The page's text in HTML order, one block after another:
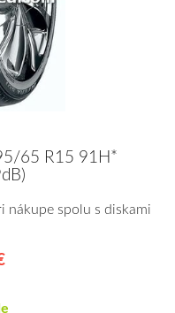
65 R15 91H*
nákupe spolu s diskami